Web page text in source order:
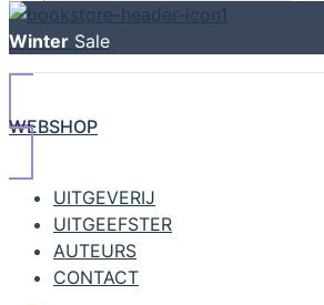
Winter Sale
WEBSHOP
UITGEVERIJ
UITGEEFSTER
AUTEURS
CONTACT